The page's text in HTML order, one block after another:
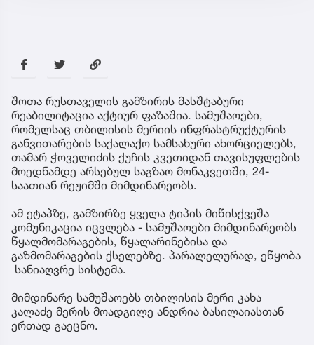
შოთა რუსთაველის გამზირის მასშტაბური
რეაბილიტაცია აქტიურ ფაზაშია. სამუშაოები,
რომელსაც თბილისის მერიის ინფრასტრუქტურის
განვითარების საქალაქო სამსახური ახორციელებს,
თამარ ჭოველიძის ქუჩის კვეთიდან თავისუფლების
მოედნამდე არსებულ საგზაო მონაკვეთში, 24-
საათიან რეჟიმში მიმდინარეობს.
ამ ეტაპზე, გამზირზე ყველა ტიპის მიწისქვეშა
კომუნიკაცია იცვლება - სამუშაოები მიმდინარეობს
წყალმომარაგების, წყალარინებისა და
გაზმომარაგების ქსელებზე. პარალელურად, ეწყობა
სანიაღვრე სისტემა.
მიმდინარე სამუშაოებს თბილისის მერი კახა
კალაძე მერის მოადგილე ანდრია ბასილაიასთან
ერთად გაეცნო.